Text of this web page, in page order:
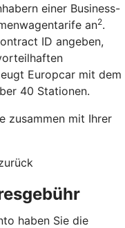
einer Business-
an2.
ID angeben,
Europcar mit dem
40 Stationen.
zusammen mit Ihrer
haben Sie die